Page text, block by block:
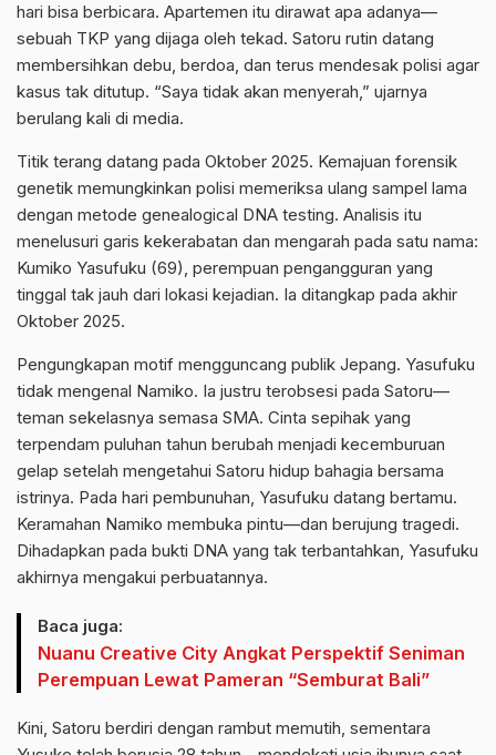
hari bisa berbicara. Apartemen itu dirawat apa adanya—
sebuah TKP yang dijaga oleh tekad. Satoru rutin datang
membersihkan debu, berdoa, dan terus mendesak polisi agar
kasus tak ditutup. “Saya tidak akan menyerah,” ujarnya
berulang kali di media.
Titik terang datang pada Oktober 2025. Kemajuan forensik
genetik memungkinkan polisi memeriksa ulang sampel lama
dengan metode genealogical DNA testing. Analisis itu
menelusuri garis kekerabatan dan mengarah pada satu nama:
Kumiko Yasufuku (69), perempuan pengangguran yang
tinggal tak jauh dari lokasi kejadian. Ia ditangkap pada akhir
Oktober 2025.
Pengungkapan motif mengguncang publik Jepang. Yasufuku
tidak mengenal Namiko. Ia justru terobsesi pada Satoru—
teman sekelasnya semasa SMA. Cinta sepihak yang
terpendam puluhan tahun berubah menjadi kecemburuan
gelap setelah mengetahui Satoru hidup bahagia bersama
istrinya. Pada hari pembunuhan, Yasufuku datang bertamu.
Keramahan Namiko membuka pintu—dan berujung tragedi.
Dihadapkan pada bukti DNA yang tak terbantahkan, Yasufuku
akhirnya mengakui perbuatannya.
Baca juga:
Nuanu Creative City Angkat Perspektif Seniman
Perempuan Lewat Pameran “Semburat Bali”
Kini, Satoru berdiri dengan rambut memutih, sementara